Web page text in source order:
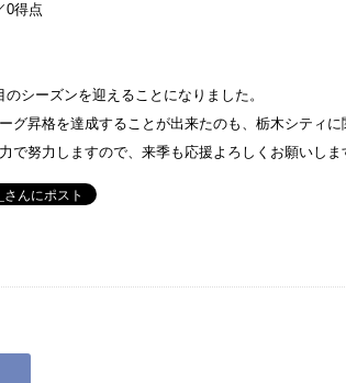
0得点
シーズンを迎えることになりました。
グ昇格を達成することが出来たのも、栃木シティに
で努力しますので、来季も応援よろしくお願いしま